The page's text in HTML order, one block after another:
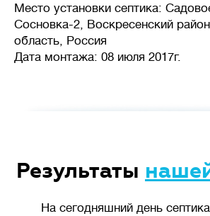
Место установки септика:
Сосновка-2, Воскресенский
область, Россия
Дата монтажа: 08 июля 2017г.
Результаты
На сегодняшний день